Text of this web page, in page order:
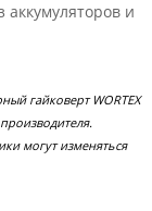
и
гайковерт WORTEX
могут изменяться